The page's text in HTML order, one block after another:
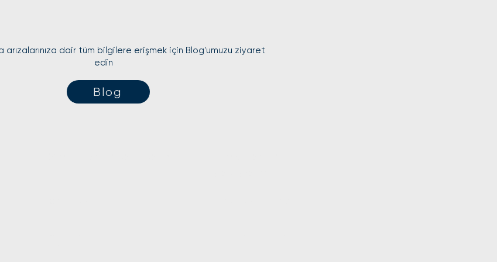
arızalarınıza dair tüm bilgilere erişmek için Blog'umuzu ziyaret
edin
Blog